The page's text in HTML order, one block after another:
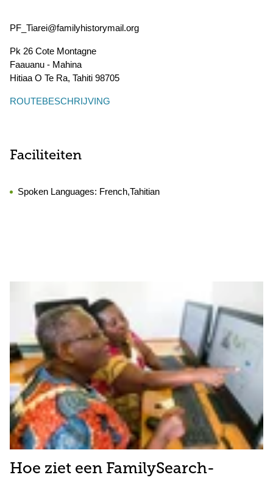
PF_Tiarei@familyhistorymail.org
Pk 26 Cote Montagne
Faauanu - Mahina
Hitiaa O Te Ra, Tahiti 98705
ROUTEBESCHRIJVING
Faciliteiten
Spoken Languages: French,Tahitian
Hoe ziet een FamilySearch-